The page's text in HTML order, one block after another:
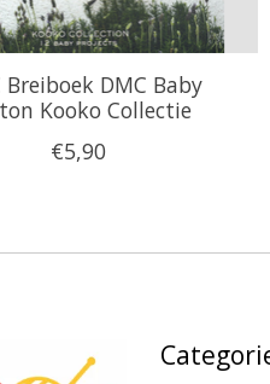
Breiboek DMC Baby
Kooko Collectie
€5,90